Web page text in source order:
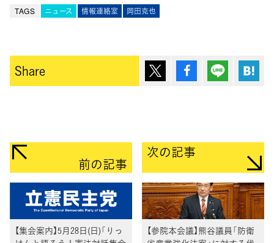
TAGS ニュース 情報連絡室 岡田克也
Share ポスト シェア Lineで送
前の記事
【集会案内】5月28日(日)「りっ
次の記事
【参院本会議】熊谷議員「防衛